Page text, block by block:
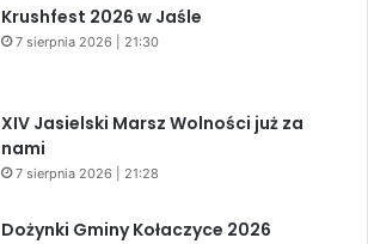
Krushfest 2026 w Jaśle
7 sierpnia 2026 | 21:30
XIV Jasielski Marsz Wolności już za
nami
7 sierpnia 2026 | 21:28
Dożynki Gminy Kołaczyce 2026